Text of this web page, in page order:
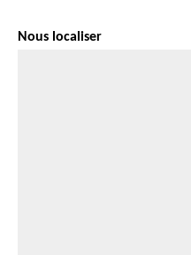
Nous localiser